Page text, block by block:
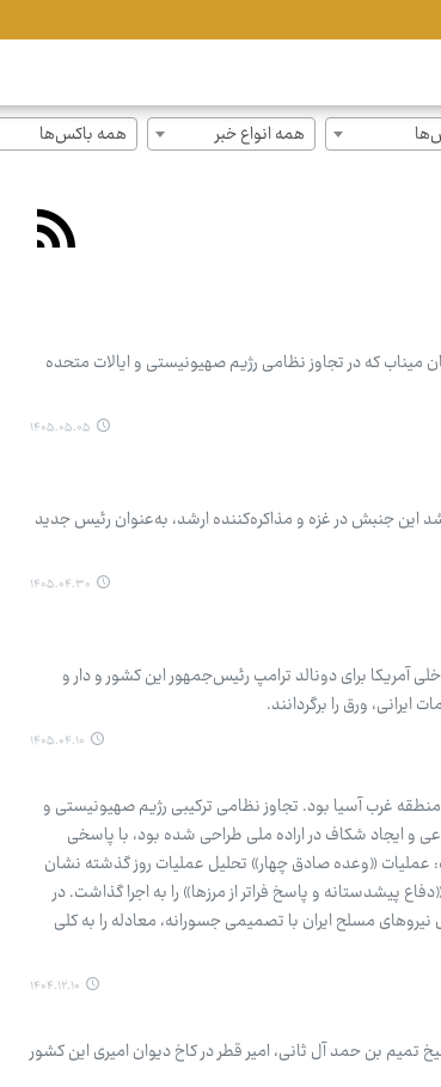
همه انواع خبر همه باکس‌ها
میناب که در تجاوز نظامی رژیم صهیونیستی و ایالات متحده
۱۴۰۵.۰۵.۰۵
این جنبش در غزه و مذاکره‌کننده ارشد، به‌عنوان رئیس جدید
۱۴۰۵.۰۴.۳۰
آمریکا برای دونالد ترامپ رئیس‌جمهور این کشور و دار و
ایرانی، ورق را برگردانند.
۱۴۰۵.۰۴.۱۰
غرب آسیا بود. تجاوز نظامی ترکیبی رژیم صهیونیستی و
و ایجاد شکاف در اراده ملی طراحی شده بود، با پاسخی
عملیات «وعده صادق چهار» تحلیل عملیات روز گذشته نشان
پیشدستانه و پاسخ فراتر از مرزها» را به اجرا گذاشت. در
مسلح ایران با تصمیمی جسورانه، معادله را به کلی
۱۴۰۴.۱۲.۱۰
تمیم بن حمد آل ثانی، امیر قطر در کاخ دیوان امیری این کشور